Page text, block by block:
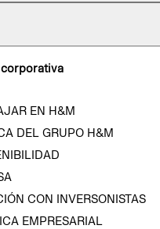
EN H&M
DEL GRUPO H&M
CON INVERSONISTAS
EMPRESARIAL